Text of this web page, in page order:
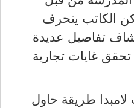
الكاتب ينحرف
تفاصيل عديدة
غايات تجارية
طريقة حاول